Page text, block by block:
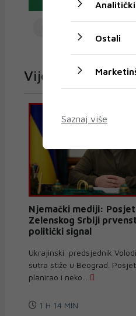
Vijesti iz svijeta
Njemački mediji: Posjet
Zelenskog Srbiji
politički signal
Ukrajinski predsjednik
sutra stiže u Beograd.
planirao i neko...
1 H 14 MIN
Analitički
Ostali
Saznaj više